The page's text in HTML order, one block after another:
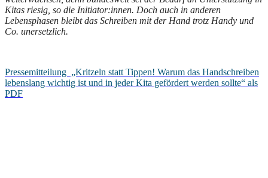
Kitas riesig, so die Initiator:innen. Doch auch in anderen
Lebensphasen bleibt das Schreiben mit der Hand trotz Handy und
Co. unersetzlich.
Pressemitteilung „Kritzeln statt Tippen! Warum das Handschreiben
lebenslang wichtig ist und in jeder Kita gefördert werden sollte“ als
PDF